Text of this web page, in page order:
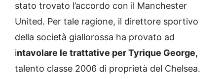
stato trovato l’accordo con il Manchester
United. Per tale ragione, il direttore sportivo
della società giallorossa ha provato ad
intavolare le trattative per Tyrique George,
talento classe 2006 di proprietà del Chelsea.